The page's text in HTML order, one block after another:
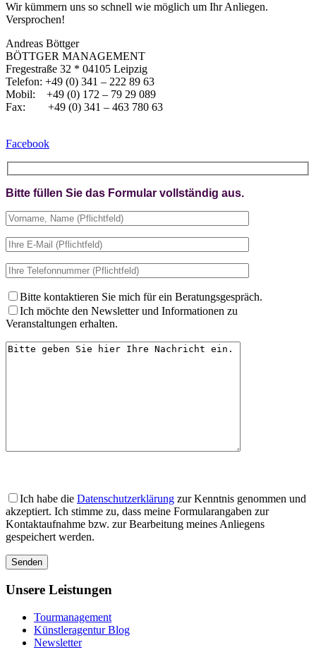
Wir kümmern uns so schnell wie möglich um Ihr Anliegen.
Versprochen!
Andreas Böttger
BÖTTGER MANAGEMENT
Fregestraße 32 * 04105 Leipzig
Telefon: +49 (0) 341 – 222 89 63
Mobil: +49 (0) 172 – 79 29 089
Fax: +49 (0) 341 – 463 780 63
Facebook
Bitte füllen Sie das Formular vollständig aus.
Bitte kontaktieren Sie mich für ein Beratungsgespräch.
Ich möchte den Newsletter und Informationen zu
Veranstaltungen erhalten.
dieses
Feld
leer.
lasse
dieses
Feld
leer.
Ich habe die Datenschutzerklärung zur Kenntnis genommen und
akzeptiert. Ich stimme zu, dass meine Formularangaben zur
Kontaktaufnahme bzw. zur Bearbeitung meines Anliegens
gespeichert werden.
Unsere Leistungen
Tourmanagement
Künstleragentur Blog
Newsletter